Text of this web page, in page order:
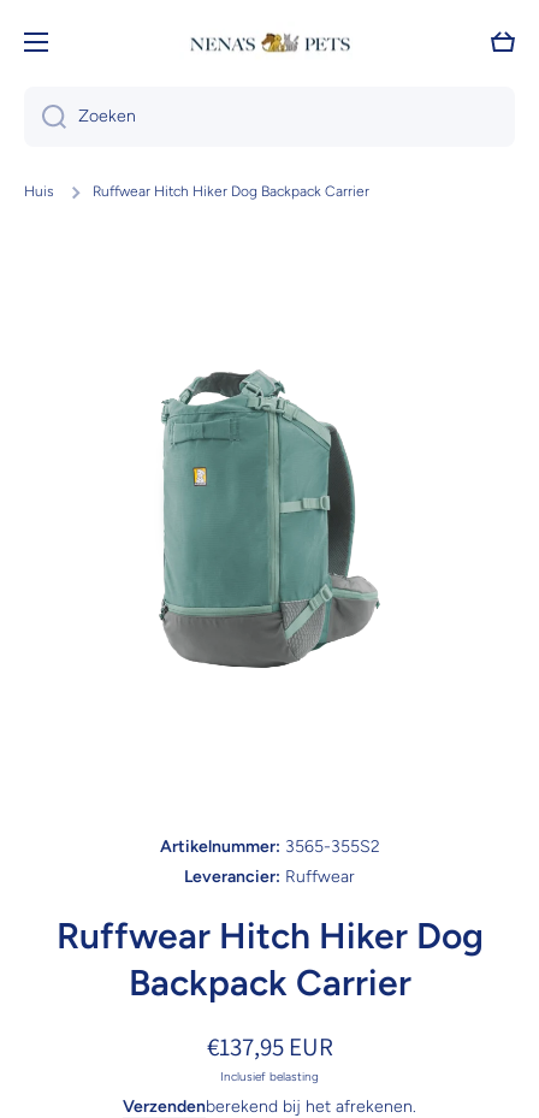
Doorgaan naar artikel
Zoeken
Huis Ruffwear Hitch Hiker Dog Backpack Carrier
Artikelnummer: 3565-355S2
Leverancier: Ruffwear
Ruffwear Hitch Hiker Dog
Backpack Carrier
€137,95 EUR
Inclusief belasting
Verzendenberekend bij het afrekenen.